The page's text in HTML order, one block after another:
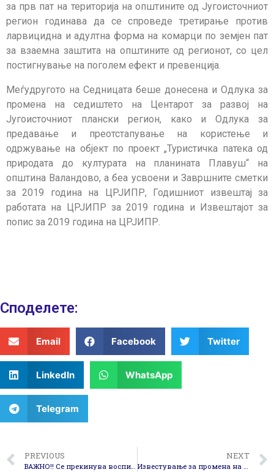
за прв пат на територија на општините од Југоисточниот
регион годинава да се спроведе третирање против
ларвицидна и адултна форма на комарци по земјен пат
за взаемна заштита на општините од регионот, со цел
постигнување на поголем ефект и превенција.
Меѓудругото на Седницата бешe донесена и Одлука за
промена на седиштето на Центарот за развој на
Југоисточниот плански регион, како и Одлука за
предавање и преотстапување на користење и
одржување на објект по проект „Туристичка патека од
природата до културата на планината Плавуш“ на
општина Валандово, а беа усвоени и Завршните сметки
за 2019 година на ЦРЈИПР, Годишниот извештај за
работата на ЦРЈИПР за 2019 година и Извештајот за
попис за 2019 година на ЦРЈИПР.
Споделeте:
Email Facebook Twitter
LinkedIn WhatsApp
Telegram
PREVIOUS
ВАЖНО!! Се прекинува воспитно-образовниот процес во детските градинки, основното, средното и високото образование, се забрануваат масовни јавни настани и организираните патувања во високо ризичните земји
NEXT
Известување за промена на локација за отварање на понуди по јавниот тендер „Изведување на градежни работи за реконструкција на дел од речното корито на река Сушица во општина Радовиш“